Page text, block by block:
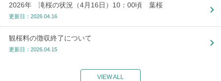
2026年 滝桜の状況（4月16日）10：00頃 葉桜
更新日：2026.04.16
観桜料の徴収終了について
更新日：2026.04.15
VIEW ALL